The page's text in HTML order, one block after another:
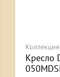
Коллекция
Кресло